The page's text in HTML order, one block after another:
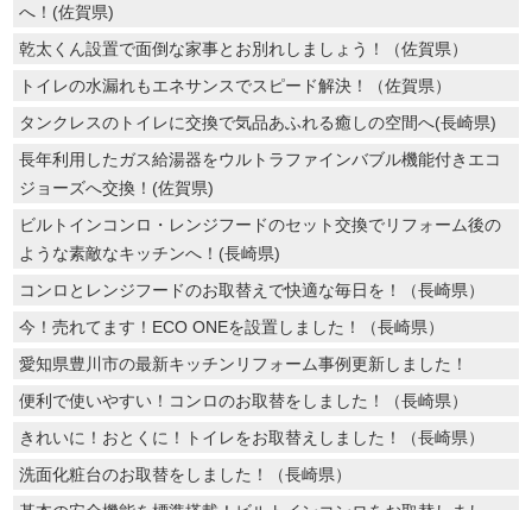
へ！(佐賀県)
乾太くん設置で面倒な家事とお別れしましょう！（佐賀県）
トイレの水漏れもエネサンスでスピード解決！（佐賀県）
タンクレスのトイレに交換で気品あふれる癒しの空間へ(長崎県)
長年利用したガス給湯器をウルトラファインバブル機能付きエコ
ジョーズへ交換！(佐賀県)
ビルトインコンロ・レンジフードのセット交換でリフォーム後の
ような素敵なキッチンへ！(長崎県)
コンロとレンジフードのお取替えで快適な毎日を！（長崎県）
今！売れてます！ECO ONEを設置しました！（長崎県）
愛知県豊川市の最新キッチンリフォーム事例更新しました！
便利で使いやすい！コンロのお取替をしました！（長崎県）
きれいに！おとくに！トイレをお取替えしました！（長崎県）
洗面化粧台のお取替をしました！（長崎県）